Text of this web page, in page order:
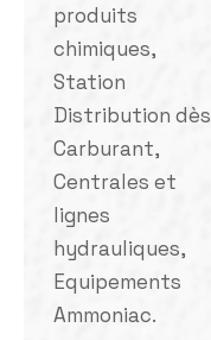
produits
chimiques,
Station
Distribution dès
Carburant,
Centrales et
lignes
hydrauliques,
Equipements
Ammoniac.